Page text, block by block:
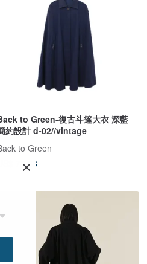
to Green-復古斗篷大衣 深藍
約設計 d-02//vintage
to Green
US$ 70.38